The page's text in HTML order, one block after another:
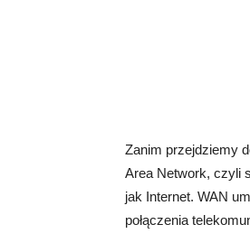
Zanim przejdziemy
Area Network, czyli
jak Internet. WAN
połączenia